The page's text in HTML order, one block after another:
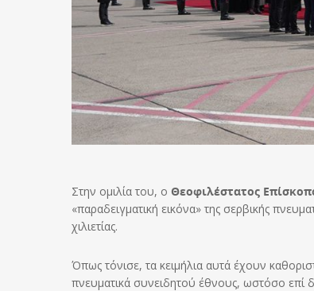
Στην ομιλία του, ο Θεοφιλέστατος
«παραδειγματική εικόνα» της σερβικής
χιλιετίας.
Όπως τόνισε, τα κειμήλια αυτά έχουν
πνευματικά συνειδητού έθνους, ωστόσο επί